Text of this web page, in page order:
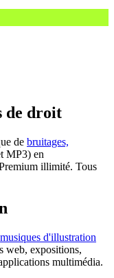
de droit
de bruitages,
MP3) en
illimité. Tous
musiques d'illustration
web, expositions,
multimédia.